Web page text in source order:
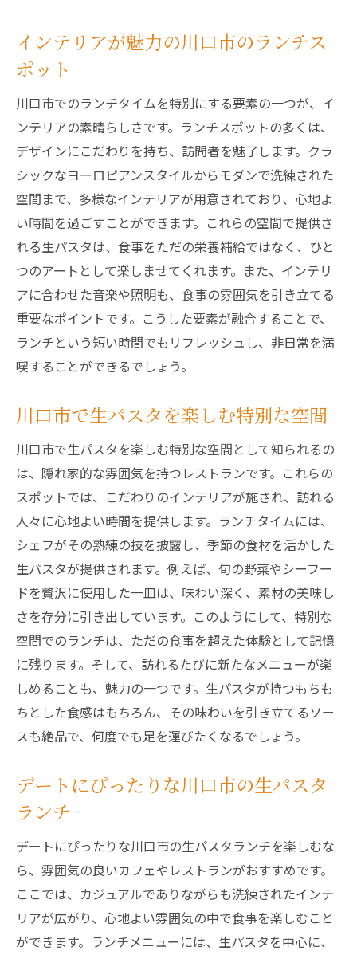
インテリアが魅力の川口市のランチス
ポット
川口市でのランチタイムを特別にする要素の一つが、イ
ンテリアの素晴らしさです。ランチスポットの多くは、
デザインにこだわりを持ち、訪問者を魅了します。クラ
シックなヨーロピアンスタイルからモダンで洗練された
空間まで、多様なインテリアが用意されており、心地よ
い時間を過ごすことができます。これらの空間で提供さ
れる生パスタは、食事をただの栄養補給ではなく、ひと
つのアートとして楽しませてくれます。また、インテリ
アに合わせた音楽や照明も、食事の雰囲気を引き立てる
重要なポイントです。こうした要素が融合することで、
ランチという短い時間でもリフレッシュし、非日常を満
喫することができるでしょう。
川口市で生パスタを楽しむ特別な空間
川口市で生パスタを楽しむ特別な空間として知られるの
は、隠れ家的な雰囲気を持つレストランです。これらの
スポットでは、こだわりのインテリアが施され、訪れる
人々に心地よい時間を提供します。ランチタイムには、
シェフがその熟練の技を披露し、季節の食材を活かした
生パスタが提供されます。例えば、旬の野菜やシーフー
ドを贅沢に使用した一皿は、味わい深く、素材の美味し
さを存分に引き出しています。このようにして、特別な
空間でのランチは、ただの食事を超えた体験として記憶
に残ります。そして、訪れるたびに新たなメニューが楽
しめることも、魅力の一つです。生パスタが持つもちも
ちとした食感はもちろん、その味わいを引き立てるソー
スも絶品で、何度でも足を運びたくなるでしょう。
デートにぴったりな川口市の生パスタ
ランチ
デートにぴったりな川口市の生パスタランチを楽しむな
ら、雰囲気の良いカフェやレストランがおすすめです。
ここでは、カジュアルでありながらも洗練されたインテ
リアが広がり、心地よい雰囲気の中で食事を楽しむこと
ができます。ランチメニューには、生パスタを中心に、